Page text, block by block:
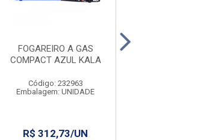
FOGAREIRO A GAS
COMPACT AZUL KALA
Código: 232963
Embalagem: UNIDADE
R$ 312,73/UN